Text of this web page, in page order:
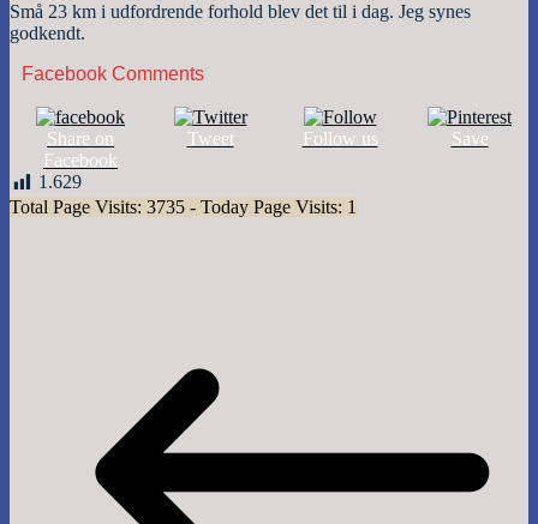
Små 23 km i udfordrende forhold blev det til i dag. Jeg synes
godkendt.
Facebook Comments
Share on
Facebook
Tweet Follow us Save
1.629
Total Page Visits: 3735 - Today Page Visits: 1